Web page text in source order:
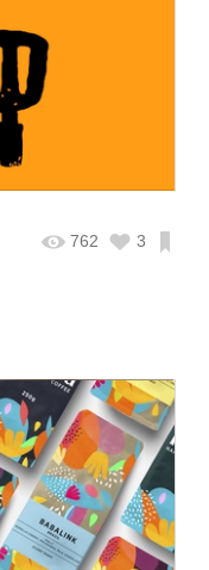
762 3